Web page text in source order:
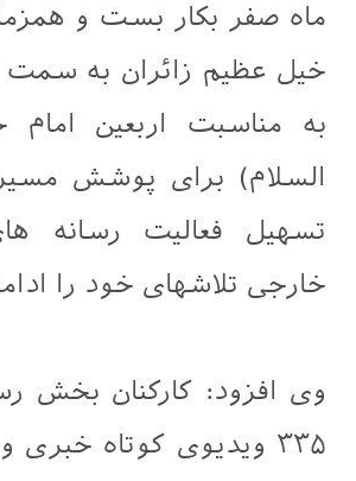
ماه صفر بکار بست و
خیل عظیم زائران به سمت
به مناسبت اربعین امام
السلام) برای پوشش
تسهیل فعالیت رسانه
خارجی تلاشهای خود را
وی افزود: کارکنان بخش